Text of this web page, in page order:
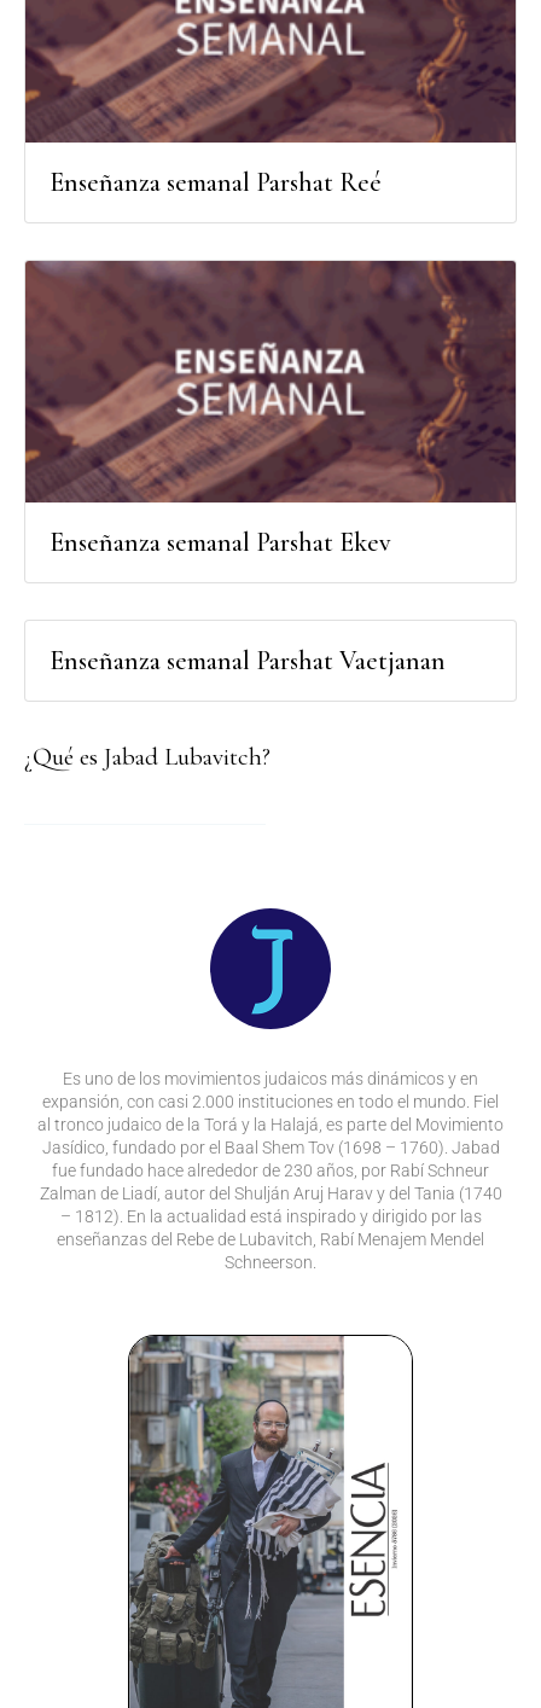
Enseñanza semanal Parshat Reé
Enseñanza semanal Parshat Ekev
Enseñanza semanal Parshat Vaetjanan
¿Qué es Jabad Lubavitch?
Es uno de los movimientos judaicos más dinámicos y en
expansión, con casi 2.000 instituciones en todo el mundo. Fiel
al tronco judaico de la Torá y la Halajá, es parte del Movimiento
Jasídico, fundado por el Baal Shem Tov (1698 – 1760). Jabad
fue fundado hace alrededor de 230 años, por Rabí Schneur
Zalman de Liadí, autor del Shulján Aruj Harav y del Tania (1740
– 1812). En la actualidad está inspirado y dirigido por las
enseñanzas del Rebe de Lubavitch, Rabí Menajem Mendel
Schneerson.